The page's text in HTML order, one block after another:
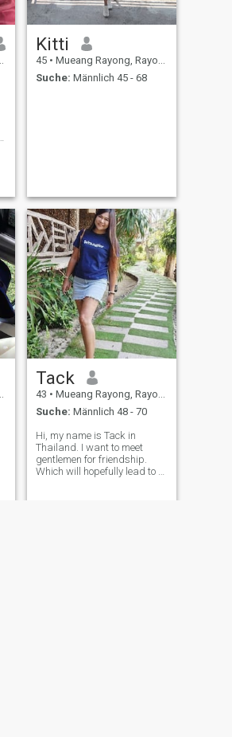
Kitti
45 • Mueang Rayong, Rayong, Thailand
Suche: Männlich 45 - 68
Tack
43 • Mueang Rayong, Rayong, Thailand
Suche: Männlich 48 - 70
Hi, my name is Tack in
Thailand. I want to meet
gentlemen for friendship.
Which will hopefully lead to a